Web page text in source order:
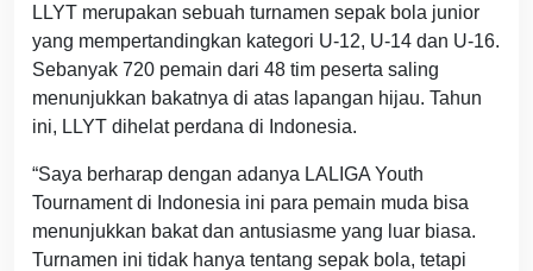
LLYT merupakan sebuah turnamen sepak bola junior
yang mempertandingkan kategori U-12, U-14 dan U-16.
Sebanyak 720 pemain dari 48 tim peserta saling
menunjukkan bakatnya di atas lapangan hijau. Tahun
ini, LLYT dihelat perdana di Indonesia.
“Saya berharap dengan adanya LALIGA Youth
Tournament di Indonesia ini para pemain muda bisa
menunjukkan bakat dan antusiasme yang luar biasa.
Turnamen ini tidak hanya tentang sepak bola, tetapi